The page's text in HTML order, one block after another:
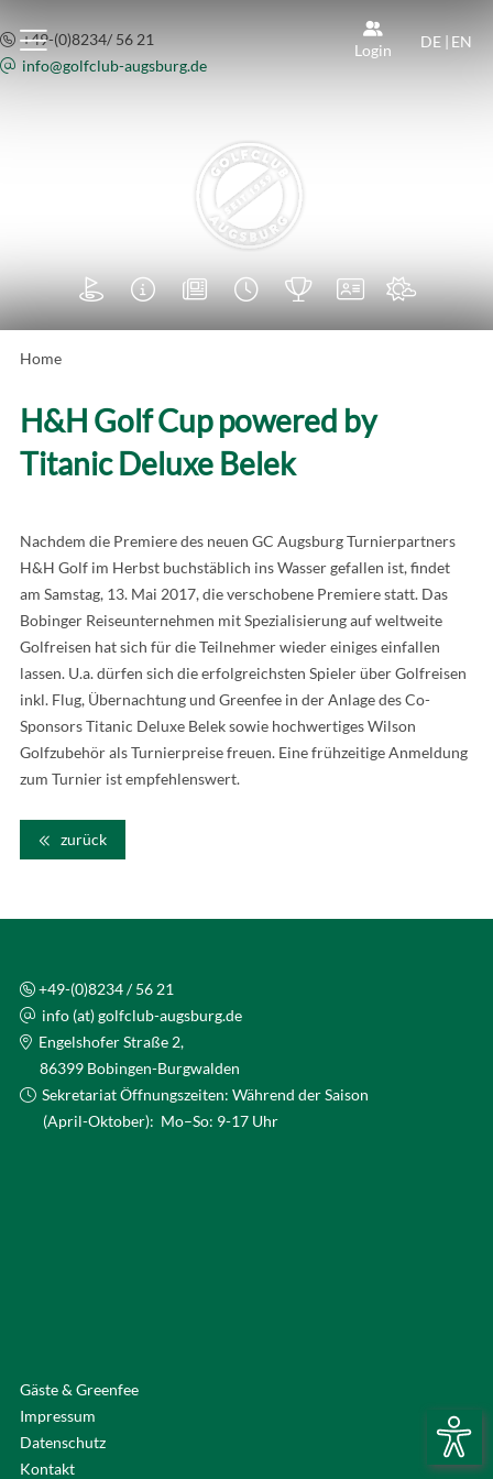
Login DE | EN
+49-(0)8234/ 56 21
info@golfclub-augsburg.de
      
Home
H&H Golf Cup powered by
Titanic Deluxe Belek
Nachdem die Premiere des neuen GC Augsburg Turnierpartners
H&H Golf im Herbst buchstäblich ins Wasser gefallen ist, findet
am Samstag, 13. Mai 2017, die verschobene Premiere statt. Das
Bobinger Reiseunternehmen mit Spezialisierung auf weltweite
Golfreisen hat sich für die Teilnehmer wieder einiges einfallen
lassen. U.a. dürfen sich die erfolgreichsten Spieler über Golfreisen
inkl. Flug, Übernachtung und Greenfee in der Anlage des Co-
Sponsors Titanic Deluxe Belek sowie hochwertiges Wilson
Golfzubehör als Turnierpreise freuen. Eine frühzeitige Anmeldung
zum Turnier ist empfehlenswert.
zurück
+49-(0)8234 / 56 21
info (at) golfclub-augsburg.de
Engelshofer Straße 2,
86399 Bobingen-Burgwalden
Sekretariat Öffnungszeiten: Während der Saison
(April-Oktober): Mo–So: 9-17 Uhr
Gäste & Greenfee
Impressum
Datenschutz
Kontakt